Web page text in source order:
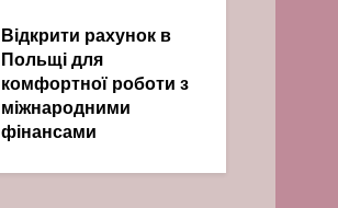
Відкрити рахунок в
Польщі для
комфортної роботи з
міжнародними
фінансами